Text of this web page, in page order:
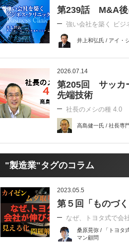
第239話 M&A後
強い会社を築く ビジ
井上和弘氏 / アイ・
2026.07.14
第205回 サッカ
先端技術
社長のメシの種 4.0
高島健一氏 / 社長専
"製造業"タグのコラム
2023.05.5
第５回「ものづく
なぜ、トヨタ式で会
桑原晃弥 / 「トヨタ
マン顧問